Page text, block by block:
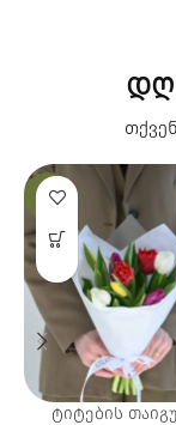
-10%
ტიტების